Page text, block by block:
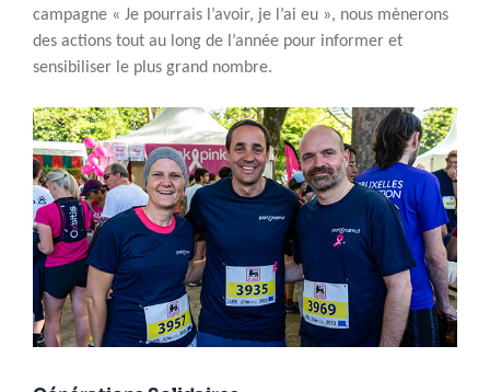
campagne « Je pourrais l’avoir, je l’ai eu », nous mènerons
des actions tout au long de l’année pour informer et
sensibiliser le plus grand nombre.